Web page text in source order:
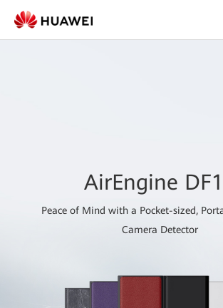
AirEngine
Peace of Mind with a Pocket-sized,
Camera Detector